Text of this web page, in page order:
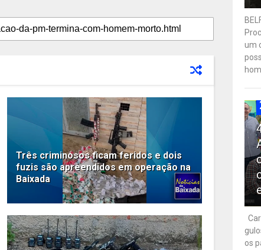
Três criminosos ficam feridos e dois
fuzis são apreendidos em operação na
Baixada
um
os